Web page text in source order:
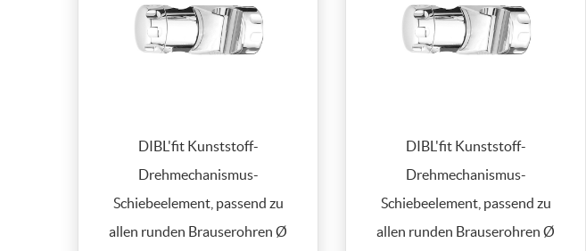
DIBL'fit Kunststoff-
Drehmechanismus-
Schiebeelement, passend zu
allen runden Brauserohren Ø
DIBL'fit Kunststoff-
Drehmechanismus-
Schiebeelement, passend zu
allen runden Brauserohren Ø